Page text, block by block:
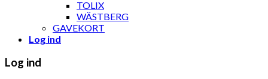
TOLIX
WÄSTBERG
GAVEKORT
Log ind
Log ind